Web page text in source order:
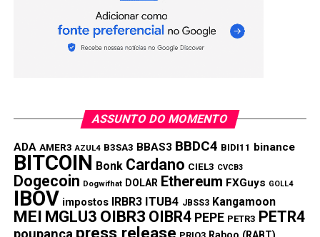
reais. Este projeto inovador chamou atenção devido à sua
missão de descentralizar ativos reais (RWA) usando a
tecnologia blockchain.
valor sem precisar de posse completa, tokenizando
propriedades.
Investidores estão convencidos de que o foco da
PropiChain em conectar ativos físicos e digitais a
diferencia dos concorrentes. Com a possibilidade de
possuir uma fração de um ativo, investidores podem
adquirir propriedades em partes, tornando os ativos reais
ASSUNTO DO MOMENTO
ADA AMER3 AZUL4 B3SA3 BBAS3 BBDC4 BIDI11 binance
BITCOIN Bonk Cardano CIEL3 CVCB3
Dogecoin Dogwifhat DOLAR Ethereum FXGuys GOLL4
IBOV impostos IRBR3 ITUB4 JBSS3 Kangamoon
MEI MGLU3 OIBR3 OIBR4 PEPE PETR3 PETR4
poupança press release